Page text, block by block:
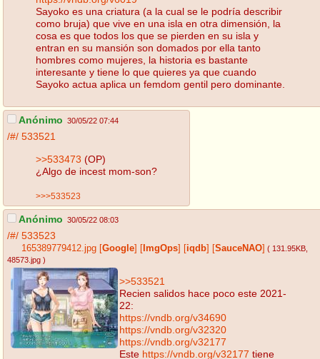
Sayoko es una criatura (a la cual se le podría describir
como bruja) que vive en una isla en otra dimensión, la
cosa es que todos los que se pierden en su isla y
entran en su mansión son domados por ella tanto
hombres como mujeres, la historia es bastante
interesante y tiene lo que quieres ya que cuando
Sayoko actua aplica un femdom gentil pero dominante.
Anónimo 30/05/22 07:44
/#/ 533521
>>533473 (OP)
¿Algo de incest mom-son?
>>>533523
Anónimo 30/05/22 08:03
/#/ 533523
165389779412.jpg Google ImgOps iqdb SauceNAO ( 131.95KB
48573.jpg )
>>533521
Recien salidos hace poco este 2021-
22:
https://vndb.org/v34690
https://vndb.org/v32320
https://vndb.org/v32177
Este https://vndb.org/v32177 tiene